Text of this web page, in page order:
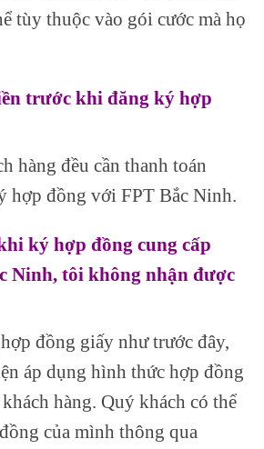
tùy thuộc vào gói cước mà họ
trước khi đăng ký hợp
hàng đều cần thanh toán
hợp đồng với FPT Bắc Ninh.
ký hợp đồng cung cấp
Ninh, tôi không nhận được
đồng giấy như trước đây,
áp dụng hình thức hợp đồng
hàng. Quý khách có thể
của mình thông qua